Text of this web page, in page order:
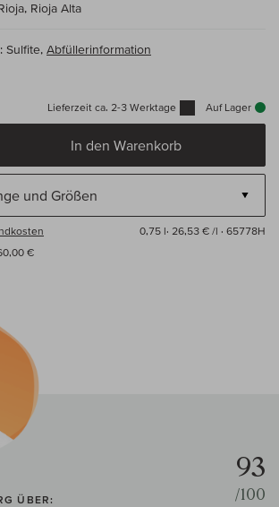
Rioja Alta
Sulfite, Abfüllerinformation
Lieferzeit ca. 2-3 Werktage Auf Lager
In den Warenkorb
0,75 l· 26,53 € /l · 65778H
€
ÜBER:
93
/100